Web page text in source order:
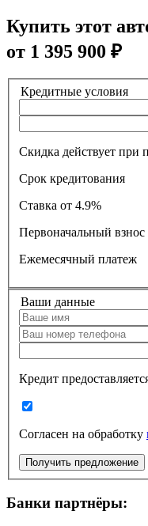
Купить этот
от 1 395 900 ₽
Кредитные условия
Скидка действует при
Срок кредитования
Ставка
от 4.9%
Первоначальный взнос
Ежемесячный платеж
Ваши данные
Кредит
Согласен на обработку
Получить предложение
Банки партнёры: